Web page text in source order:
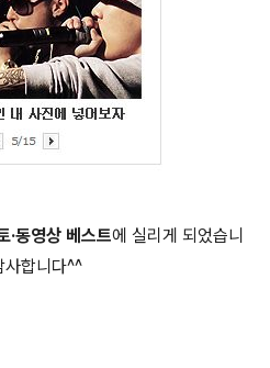
·동영상 베스트에 실리게 되었습니
사합니다^^